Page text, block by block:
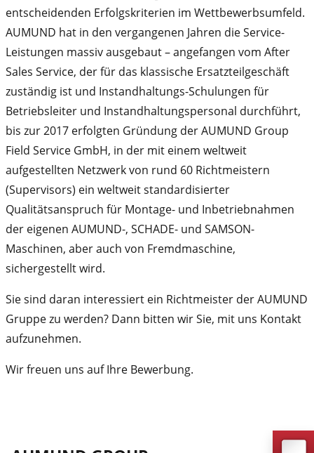
entscheidenden Erfolgskriterien im Wettbewerbsumfeld.
AUMUND hat in den vergangenen Jahren die Service-
Leistungen massiv ausgebaut – angefangen vom After
Sales Service, der für das klassische Ersatzteilgeschäft
zuständig ist und Instandhaltungs-Schulungen für
Betriebsleiter und Instandhaltungspersonal durchführt,
bis zur 2017 erfolgten Gründung der AUMUND Group
Field Service GmbH, in der mit einem weltweit
aufgestellten Netzwerk von rund 60 Richtmeistern
(Supervisors) ein weltweit standardisierter
Qualitätsanspruch für Montage- und Inbetriebnahmen
der eigenen AUMUND-, SCHADE- und SAMSON-
Maschinen, aber auch von Fremdmaschine,
sichergestellt wird.
Sie sind daran interessiert ein Richtmeister der AUMUND
Gruppe zu werden? Dann bitten wir Sie, mit uns Kontakt
aufzunehmen.
Wir freuen uns auf Ihre Bewerbung.